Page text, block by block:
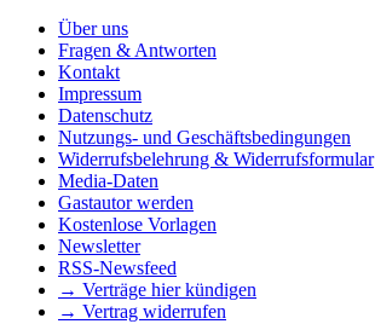
Über uns
Fragen & Antworten
Kontakt
Impressum
Datenschutz
Nutzungs- und Geschäftsbedingungen
Widerrufsbelehrung & Widerrufsformular
Media-Daten
Gastautor werden
Kostenlose Vorlagen
Newsletter
RSS-Newsfeed
→ Verträge hier kündigen
→ Vertrag widerrufen